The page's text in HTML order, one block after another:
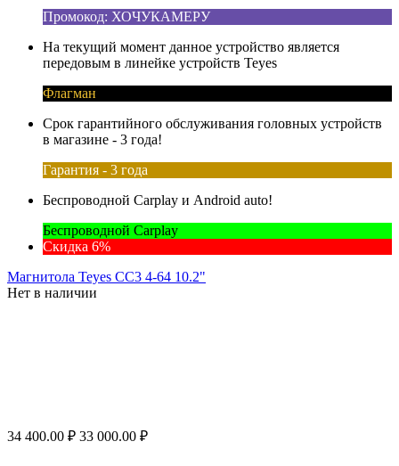
Промокод: ХОЧУКАМЕРУ
На текущий момент данное устройство является
передовым в линейке устройств Teyes
Флагман
Срок гарантийного обслуживания головных устройств
в магазине - 3 года!
Гарантия - 3 года
Беспроводной Carplay и Android auto!
Беспроводной Carplay
Скидка 6%
Магнитола Teyes CC3 4-64 10.2"
Нет в наличии
34 400.00 ₽ 33 000.00 ₽